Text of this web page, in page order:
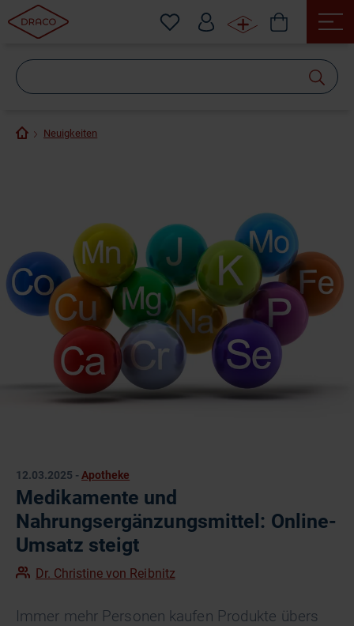
Neuigkeiten
12.03.2025 -Apotheke
Medikamente und
Nahrungsergänzungsmittel: Online-
Umsatz steigt
Dr. Christine von Reibnitz
Immer mehr Personen kaufen Produkte übers
suchen